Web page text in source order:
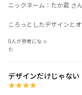
ニックネーム：たか君 さん
ころっとしたデザインと
0人が参考になっ
た
デザインだけじゃない
★★★★